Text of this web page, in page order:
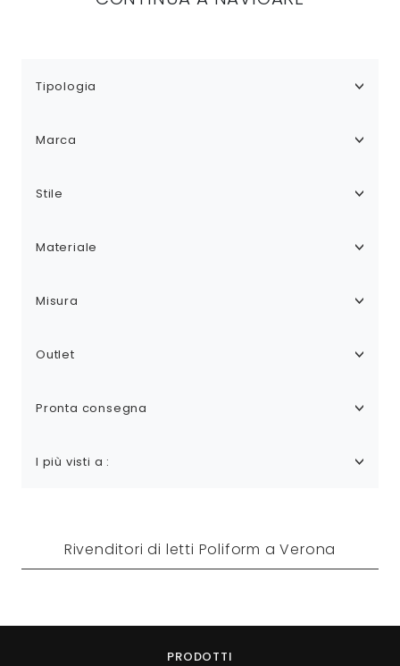
Tipologia
Marca
Stile
Materiale
Misura
Outlet
Pronta consegna
I più visti a :
Rivenditori di letti Poliform a Verona
PRODOTTI